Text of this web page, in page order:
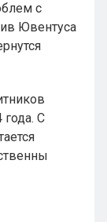
с
Ювентуса
С